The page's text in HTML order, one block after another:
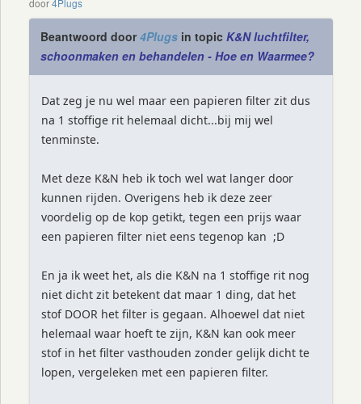
door4Plugs
Beantwoord door4Plugs in topic K&N luchtfilter,
schoonmaken en behandelen - Hoe en Waarmee?
Dat zeg je nu wel maar een papieren filter zit dus
na 1 stoffige rit helemaal dicht...bij mij wel
tenminste.
Met deze K&N heb ik toch wel wat langer door
kunnen rijden. Overigens heb ik deze zeer
voordelig op de kop getikt, tegen een prijs waar
een papieren filter niet eens tegenop kan ;D
En ja ik weet het, als die K&N na 1 stoffige rit nog
niet dicht zit betekent dat maar 1 ding, dat het
stof DOOR het filter is gegaan. Alhoewel dat niet
helemaal waar hoeft te zijn, K&N kan ook meer
stof in het filter vasthouden zonder gelijk dicht te
lopen, vergeleken met een papieren filter.